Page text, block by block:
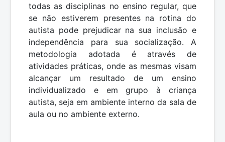
todas as disciplinas no ensino regular, que
se não estiverem presentes na rotina do
autista pode prejudicar na sua inclusão e
independência para sua socialização. A
metodologia adotada é através de
atividades práticas, onde as mesmas visam
alcançar um resultado de um ensino
individualizado e em grupo à criança
autista, seja em ambiente interno da sala de
aula ou no ambiente externo.